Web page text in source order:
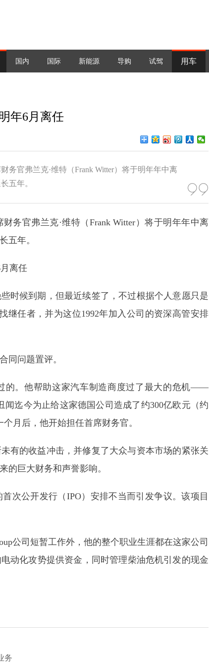
国内 国际 新能源 导购 试驾 用车
年6月离任
务官弗兰克·维特（Frank Witter）将于明年年中离
五年。
务官弗兰克·维特（Frank Witter）将于明年年中离
五年。
时候到期，但最近续签了，不过根据个人意愿只是
继任者，并为这位1992年加入公司的资深高管安排
同问题置评。
的。他帮助这家汽车制造商度过了最大的危机——
闻迄今为止给这家德国公司造成了约300亿欧元（约
月后，他开始担任首席财务官。
有的收益冲击，并修复了大众与资本市场的紧张关
的巨大财务和声誉影响。
次公开发行（IPO）安排不当而引发争议。该项目
公司短暂工作外，他的整个职业生涯都在这家公司
动化攻势提供资金，同时管理柴油危机引发的现金
务